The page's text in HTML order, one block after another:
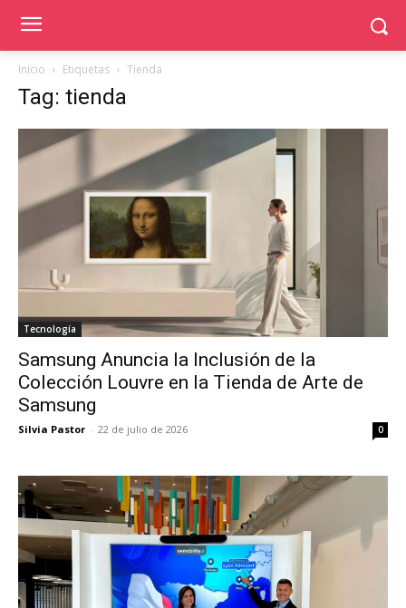
Inicio Etiquetas Tienda
Tag: tienda
Tecnología
Samsung Anuncia la Inclusión de la
Colección Louvre en la Tienda de Arte de
Samsung
Silvia Pastor - 22 de julio de 2026 0